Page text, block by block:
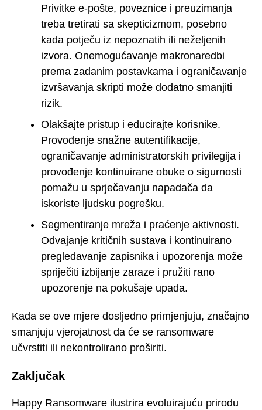
Privitke e-pošte, poveznice i preuzimanja
treba tretirati sa skepticizmom, posebno
kada potječu iz nepoznatih ili neželjenih
izvora. Onemogućavanje makronaredbi
prema zadanim postavkama i ograničavanje
izvršavanja skripti može dodatno smanjiti
rizik.
Olakšajte pristup i educirajte korisnike.
Provođenje snažne autentifikacije,
ograničavanje administratorskih privilegija i
provođenje kontinuirane obuke o sigurnosti
pomažu u sprječavanju napadača da
iskoriste ljudsku pogrešku.
Segmentiranje mreža i praćenje aktivnosti.
Odvajanje kritičnih sustava i kontinuirano
pregledavanje zapisnika i upozorenja može
spriječiti izbijanje zaraze i pružiti rano
upozorenje na pokušaje upada.
Kada se ove mjere dosljedno primjenjuju, značajno
smanjuju vjerojatnost da će se ransomware
učvrstiti ili nekontrolirano proširiti.
Zaključak
Happy Ransomware ilustrira evoluirajuću prirodu